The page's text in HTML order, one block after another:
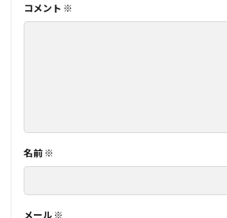
コメント ※
名前 ※
メール ※